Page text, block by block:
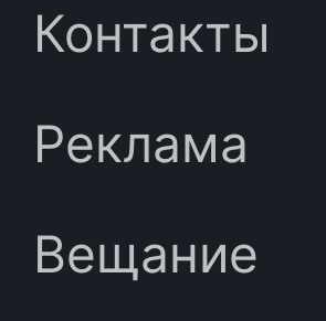
Контакты
Реклама
Вещание